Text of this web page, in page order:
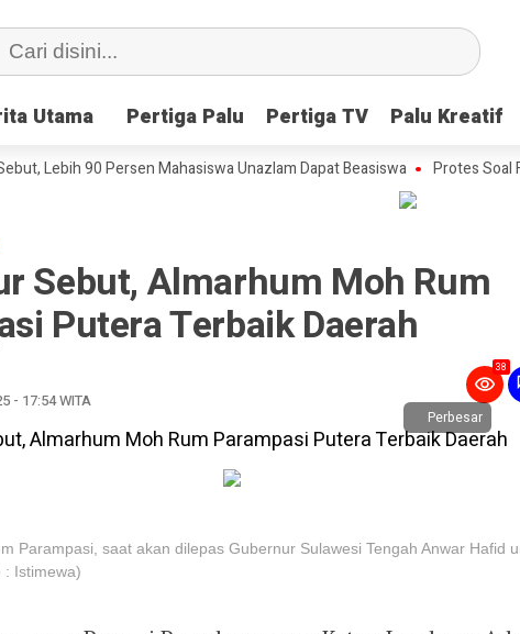
Utama Pertiga Palu Pertiga TV Palu Kreatif
Utama Pertiga Palu Pertiga TV Palu Kreatif
Lebih 90 Persen Mahasiswa Unazlam Dapat Beasiswa Protes Soal Family
Sebut, Almarhum Moh Rum
Putera Terbaik Daerah
- 17:54 WITA
38
Perbesar
Parampasi, saat akan dilepas Gubernur Sulawesi Tengah Anwar Hafid
: Istimewa)